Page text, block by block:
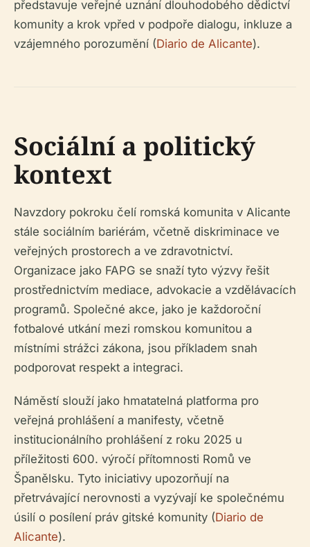
představuje veřejné uznání dlouhodobého dědictví
komunity a krok vpřed v podpoře dialogu, inkluze a
vzájemného porozumění (Diario de Alicante).
Sociální a politický
kontext
Navzdory pokroku čelí romská komunita v Alicante
stále sociálním bariérám, včetně diskriminace ve
veřejných prostorech a ve zdravotnictví.
Organizace jako FAPG se snaží tyto výzvy řešit
prostřednictvím mediace, advokacie a vzdělávacích
programů. Společné akce, jako je každoroční
fotbalové utkání mezi romskou komunitou a
místními strážci zákona, jsou příkladem snah
podporovat respekt a integraci.
Náměstí slouží jako hmatatelná platforma pro
veřejná prohlášení a manifesty, včetně
institucionálního prohlášení z roku 2025 u
příležitosti 600. výročí přítomnosti Romů ve
Španělsku. Tyto iniciativy upozorňují na
přetrvávající nerovnosti a vyzývají ke společnému
úsilí o posílení práv gitské komunity (Diario de
Alicante).